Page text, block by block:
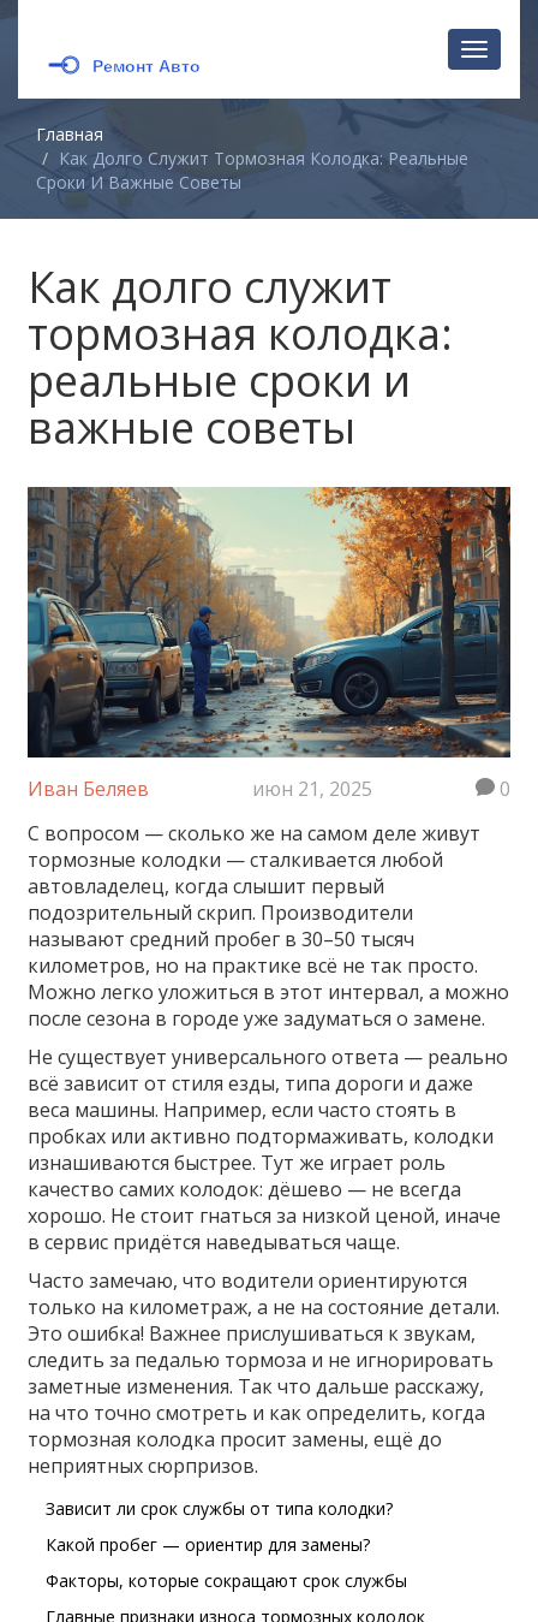
Главная
Как Долго Служит Тормозная Колодка: Реальные
Сроки И Важные Советы
Как долго служит
тормозная колодка:
реальные сроки и
важные советы
Иван Беляев июн 21, 2025
0
С вопросом — сколько же на самом деле живут
тормозные колодки — сталкивается любой
автовладелец, когда слышит первый
подозрительный скрип. Производители
называют средний пробег в 30–50 тысяч
километров, но на практике всё не так просто.
Можно легко уложиться в этот интервал, а можно
после сезона в городе уже задуматься о замене.
Не существует универсального ответа — реально
всё зависит от стиля езды, типа дороги и даже
веса машины. Например, если часто стоять в
пробках или активно подтормаживать, колодки
изнашиваются быстрее. Тут же играет роль
качество самих колодок: дёшево — не всегда
хорошо. Не стоит гнаться за низкой ценой, иначе
в сервис придётся наведываться чаще.
Часто замечаю, что водители ориентируются
только на километраж, а не на состояние детали.
Это ошибка! Важнее прислушиваться к звукам,
следить за педалью тормоза и не игнорировать
заметные изменения. Так что дальше расскажу,
на что точно смотреть и как определить, когда
тормозная колодка просит замены, ещё до
неприятных сюрпризов.
Зависит ли срок службы от типа колодки?
Какой пробег — ориентир для замены?
Факторы, которые сокращают срок службы
Главные признаки износа тормозных колодок